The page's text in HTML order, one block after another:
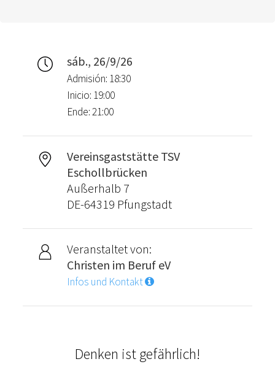
sáb., 26/9/26
Admisión: 18:30
Inicio: 19:00
Ende: 21:00
Vereinsgaststätte TSV
Eschollbrücken
Außerhalb 7
DE-64319 Pfungstadt
Veranstaltet von:
Christen im Beruf eV
Infos und Kontakt
Denken ist gefährlich!